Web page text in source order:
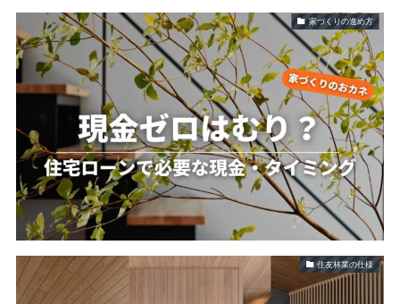
家づくりの進め方
住友林業の仕様